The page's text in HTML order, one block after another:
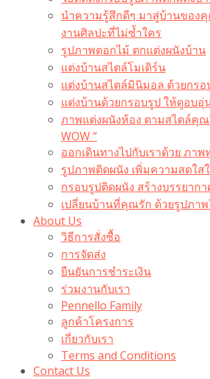
นำความรู้สึกดีๆ มาสู่บ้านของ
งานศิลปะที่ไม่ซ้ำใคร
รูปภาพดอกไม้ ตกแต่งผนังบ้าน
แต่งบ้านสไตล์โมเดิร์น
แต่งบ้านสไตล์มินิมอล ด้วยกร
แต่งบ้านด้วยกรอบรูป ให้ดูอบอุ่
ภาพแต่งผนังห้อง ตามสไตล์คุณ
WOW “
ออกเดินทางไปกับเราด้วย ภาพ
รูปภาพติดผนัง เพิ่มความสดใ
กรอบรูปติดผนัง สร้างบรรยาก
เปลี่ยนบ้านที่คุณรัก ด้วยรูปภา
About Us
วิธีการสั่งซื้อ
การจัดส่ง
ยืนยันการชำระเงิน
ร่วมงานกับเรา
Pennello Family
ลูกค้าโครงการ
เกี่ยวกับเรา
Terms and Conditions
Contact Us